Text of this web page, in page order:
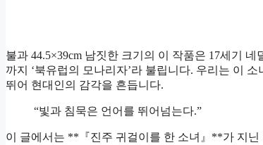
불과 44.5×39cm 남짓한 크기의 이 작품은 17세기
까지 ‘북유럽의 모나리자’라 불립니다. 우리는 이
뛰어 현대인의 감각을 흔듭니다.
“빛과 침묵은 언어를 뛰어넘는다.”
이 글에서는 **『진주 귀걸이를 한 소녀』**가 지닌